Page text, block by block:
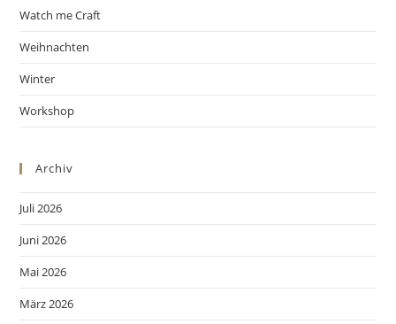
Watch me Craft
Weihnachten
Winter
Workshop
Archiv
Juli 2026
Juni 2026
Mai 2026
März 2026